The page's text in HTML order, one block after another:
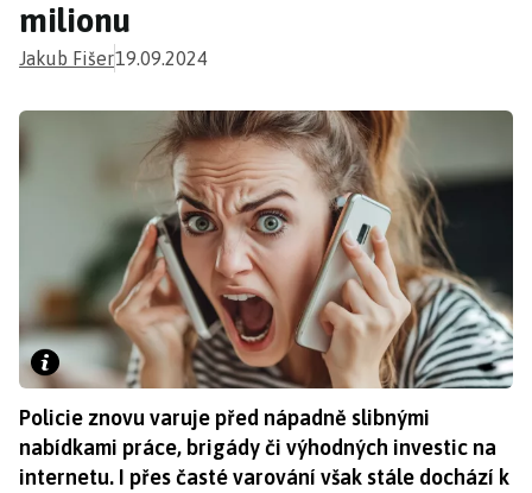
milionu
Jakub Fišer19.09.2024
Policie znovu varuje před nápadně slibnými
nabídkami práce, brigády či výhodných investic na
internetu. I přes časté varování však stále dochází k